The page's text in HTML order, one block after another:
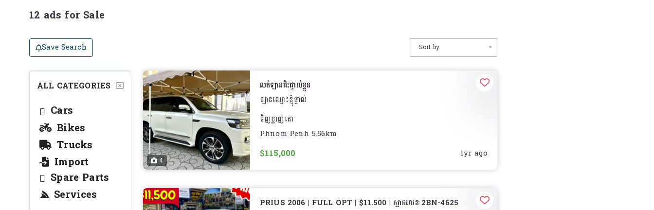
12 ads for Sale
Save Search Sort by
ALL CATEGORIES
Cars
Bikes
Trucks
Import
Spare Parts
Services
4
លក់ឡានជិះផ្ទាល់ខ្លួន
ឡានឈ្មោះខ្ញុំផ្ទាល់
ទិញខ្លាញ់គោ
ធានានៅថ្មីស្អាត
Phnom Penh 5.56km
$115,000 1yr ago
PRIUS 2006 | FULL OPT | $11.500 | ស្លាកលេខ 2BN-4625